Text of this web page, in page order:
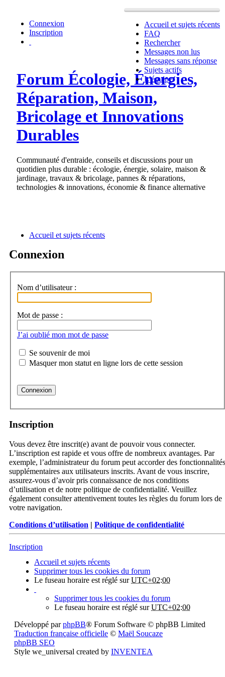
Accueil et sujets récents
FAQ
Rechercher
Messages non lus
Messages sans réponse
Sujets actifs
L’équipe
Connexion
Inscription
Forum Écologie, Énergies,
Réparation, Maison,
Bricolage et Innovations
Durables
Communauté d'entraide, conseils et discussions pour un
quotidien plus durable : écologie, énergie, solaire, maison &
jardinage, travaux & bricolage, pannes & réparations,
technologies & innovations, économie & finance alternative
Accueil et sujets récents
Connexion
Nom d’utilisateur :
Mot de passe :
J’ai oublié mon mot de passe
Se souvenir de moi
Masquer mon statut en ligne lors de cette session
Inscription
Vous devez être inscrit(e) avant de pouvoir vous connecter.
L’inscription est rapide et vous offre de nombreux avantages. Par
exemple, l’administrateur du forum peut accorder des fonctionnalités
supplémentaires aux utilisateurs inscrits. Avant de vous inscrire,
assurez-vous d’avoir pris connaissance de nos conditions
d’utilisation et de notre politique de confidentialité. Veuillez
également consulter attentivement toutes les règles du forum lors de
votre navigation.
Conditions d’utilisation | Politique de confidentialité
Inscription
Accueil et sujets récents
Supprimer tous les cookies du forum
Le fuseau horaire est réglé surUTC+02:00
Supprimer tous les cookies du forum
Le fuseau horaire est réglé surUTC+02:00
Développé parphpBB® Forum Software © phpBB Limited
Traduction française officielle © Maël Soucaze
phpBB SEO
Style we_universal created by INVENTEA